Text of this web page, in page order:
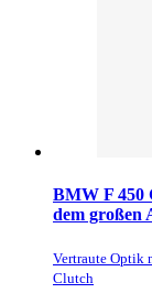
BMW F 450
dem großen
Vertraute Optik
Clutch